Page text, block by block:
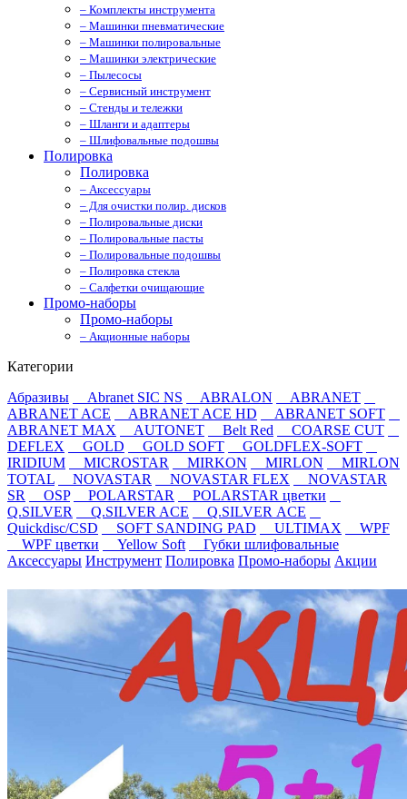
– Комплекты инструмента
– Машинки пневматические
– Машинки полировальные
– Машинки электрические
– Пылесосы
– Сервисный инструмент
– Стенды и тележки
– Шланги и адаптеры
– Шлифовальные подошвы
Полировка
Полировка
– Аксессуары
– Для очистки полир. дисков
– Полировальные диски
– Полировальные пасты
– Полировальные подошвы
– Полировка стекла
– Салфетки очищающие
Промо-наборы
Промо-наборы
– Акционные наборы
Категории
Абразивы
Abranet SIC NS ABRALON
ABRANET
ABRANET ACE
ABRANET ACE HD
ABRANET SOFT
ABRANET MAX
AUTONET Belt Red
COARSE CUT
DEFLEX
GOLD GOLD SOFT
GOLDFLEX-SOFT
IRIDIUM
MICROSTAR MIRKON MIRLON
MIRLON
TOTAL
NOVASTAR NOVASTAR FLEX
NOVASTAR
SR
OSP POLARSTAR
POLARSTAR цветки
Q.SILVER
Q.SILVER ACE
Q.SILVER ACE
Quickdisc/CSD
SOFT SANDING PAD ULTIMAX
WPF
WPF цветки
Yellow Soft
Губки шлифовальные
Аксессуары Инструмент Полировка Промо-наборы Акции